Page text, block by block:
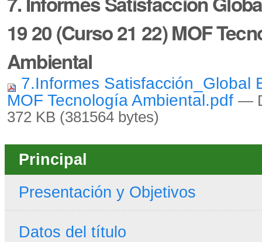
19 20 (Curso 21 22) MOF
Ambiental
7.Informes Satisfacción_Global
MOF Tecnología Ambiental.pdf —
372 KB (381564 bytes)
Principal
Presentación y Objetivos
Datos del título